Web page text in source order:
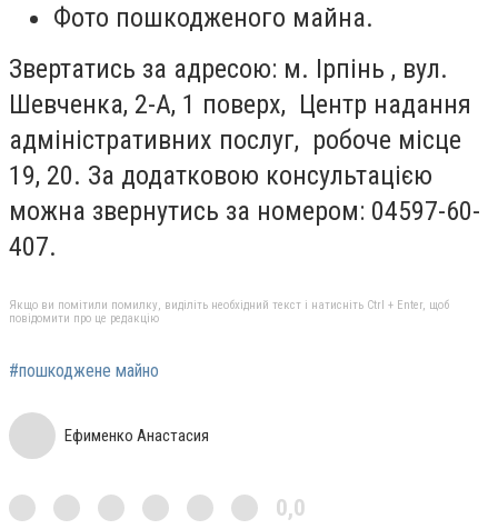
Фото пошкодженого майна.
Звертатись за адресою: м. Ірпінь , вул.
Шевченка, 2-А, 1 поверх, Центр надання
адміністративних послуг, робоче місце
19, 20. За додатковою консультацією
можна звернутись за номером: 04597-60-
407.
Якщо ви помітили помилку, виділіть необхідний текст і натисніть Ctrl + Enter, щоб
повідомити про це редакцію
#пошкоджене майно
Ефименко Анастасия
0,0